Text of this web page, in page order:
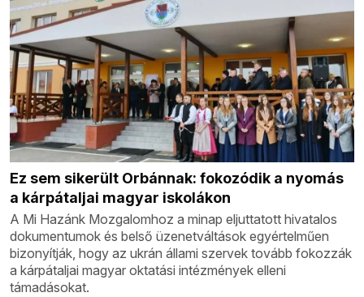
Ez sem sikerült Orbánnak: fokozódik a nyomás
a kárpátaljai magyar iskolákon
A Mi Hazánk Mozgalomhoz a minap eljuttatott hivatalos
dokumentumok és belső üzenetváltások egyértelműen
bizonyítják, hogy az ukrán állami szervek tovább fokozzák
a kárpátaljai magyar oktatási intézmények elleni
támadásokat.